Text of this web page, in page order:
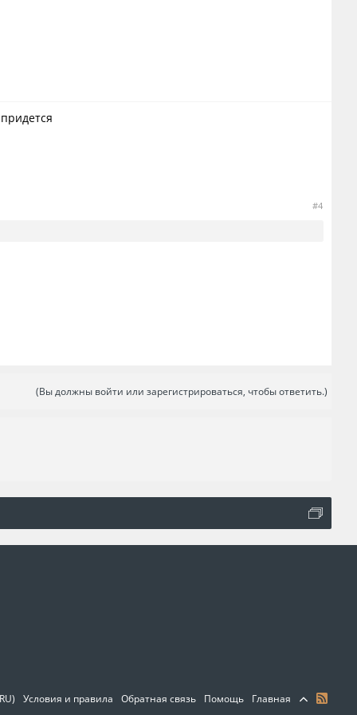
#4
(Вы должны войти или зарегистрироваться, чтобы ответить.)
Условия и правила Обратная связь Помощь Главная